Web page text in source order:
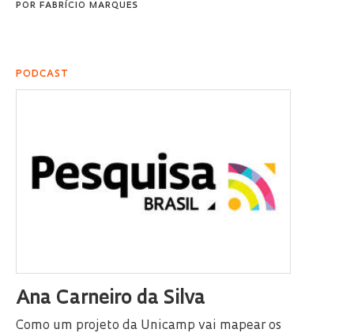
POR FABRÍCIO MARQUES
PODCAST
Ana Carneiro da Silva
Como um projeto da Unicamp vai mapear os